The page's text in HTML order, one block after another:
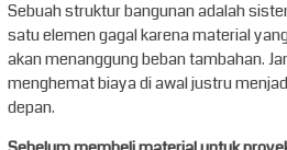
Sebuah struktur bangunan adalah
satu elemen gagal karena material
akan menanggung beban tambahan.
menghemat biaya di awal justru
depan.